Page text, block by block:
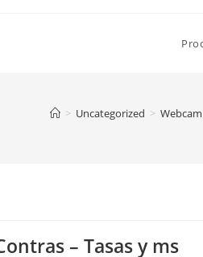
> Uncategorized >
– Tasas y ms